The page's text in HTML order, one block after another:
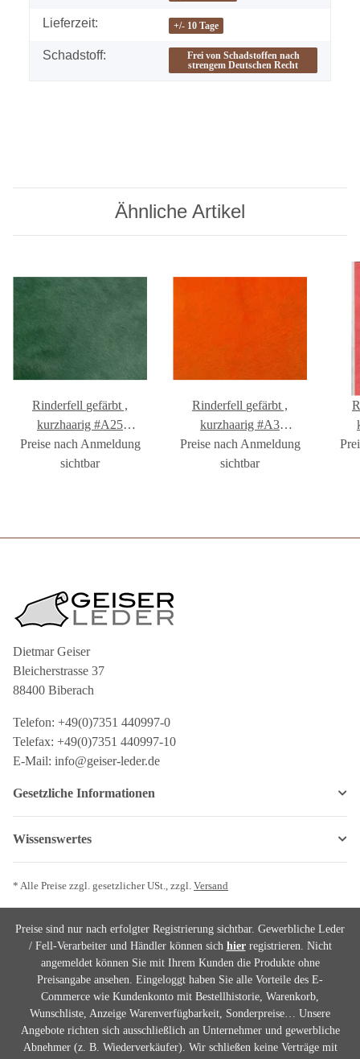
Lieferzeit: +/- 10 Tage
Schadstoff:
Frei von Schadstoffen nach
strengem Deutschen Recht
Ähnliche Artikel
Rinderfell gefärbt ,
kurzhaarig #A25
#FR1001A25
Preise nach Anmeldung
sichtbar
Rinderfell gefärbt ,
kurzhaarig #A3
#FR1001A3
Preise nach Anmeldung
sichtbar
Dietmar Geiser
Bleicherstrasse 37
88400 Biberach
Telefon: +49(0)7351 440997-0
Telefax: +49(0)7351 440997-10
E-Mail: info@geiser-leder.de
Gesetzliche Informationen
Wissenswertes
* Alle Preise zzgl. gesetzlicher USt., zzgl. Versand
Preise sind nur nach erfolgter Registrierung sichtbar. Gewerbliche Leder
/ Fell-Verarbeiter und Händler können sich hierregistrieren. Nicht
angemeldet können Sie mit Ihrem Kunden die Produkte ohne
Preisangabe ansehen. Eingeloggt haben Sie alle Vorteile des E-
Commerce wie Kundenkonto mit Bestellhistorie, Warenkorb,
Wunschliste, Anzeige Warenverfügbarkeit, Sonderpreise… Unsere
Angebote richten sich ausschließlich an Unternehmer und gewerbliche
Abnehmer (z. B. Wiederverkäufer). Wir schließen keine Verträge mit